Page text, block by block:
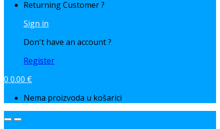
Returning Customer ?
Sign in
Don't have an account ?
Register
0 0.00 €
Nema proizvoda u košarici